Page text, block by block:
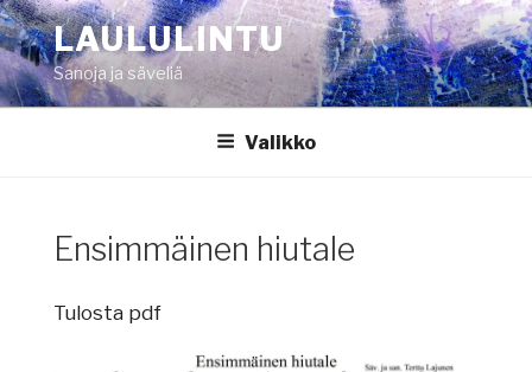
Siirry
sisältöönLAULULINTU
Sanoja ja säveliä
Valikko
Ensimmäinen hiutale
Tulosta pdf